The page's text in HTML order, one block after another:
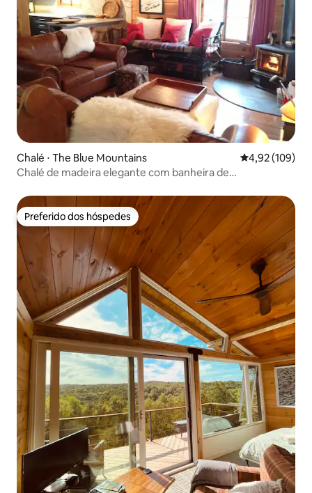
Chalé ⋅ The Blue Mountains 4,92 de uma
4,92 (109)
Chalé de madeira elegante com banheira de
Preferido dos hóspedes
Preferido dos hóspedes